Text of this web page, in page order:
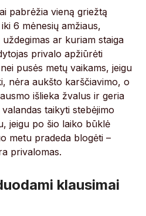
pabrėžia vieną griežtą
6 mėnesių amžiaus,
ar kuriam staiga
privalo apžiūrėti
pusės metų vaikams, jeigu
nėra aukšto karščiavimo, o
išlieka žvalus ir geria
taikyti stebėjimo
jeigu po šio laiko būklė
metu pradeda blogėti –
privalomas.
klausimai